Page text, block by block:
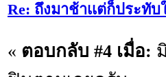
Re: ถึงมาช้าเเต่ก็ประทับ
« ตอบกลับ #4 เมื่อ: